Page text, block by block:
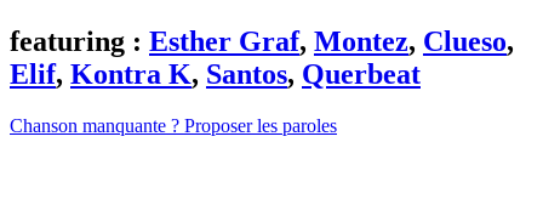
featuring : Esther Graf, Montez, Clueso,
Elif, Kontra K, Santos, Querbeat
Chanson manquante ? Proposer les paroles